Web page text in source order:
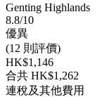
Genting Highlands
8.8/10
優異
(12 則評價)
HK$1,146
合共 HK$1,262
連稅及其他費用